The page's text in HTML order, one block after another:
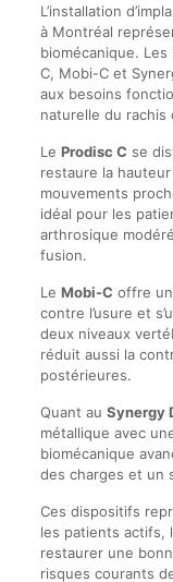
L’installation
à Montréal
biomécanique.
C, Mobi-C et
aux besoins
naturelle du rachis
Le Prodisc C se
restaure la
mouvements
idéal pour les
arthrosique
fusion.
Le Mobi-C offre
contre l’usure et
deux niveaux
réduit aussi la
postérieures.
Quant au Synergy
métallique avec
biomécanique
des charges et un
Ces dispositifs
les patients actifs,
restaurer une
risques courants